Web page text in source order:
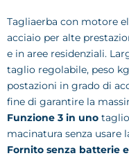
Tagliaerba con motore
acciaio per alte
e in aree residenziali.
taglio regolabile, peso
postazioni in grado di
fine di garantire la
Funzione 3 in uno
macinatura senza usare
Fornito senza batterie